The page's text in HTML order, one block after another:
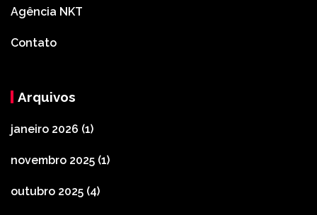
Agência NKT
Contato
Arquivos
janeiro 2026 (1)
novembro 2025 (1)
outubro 2025 (4)